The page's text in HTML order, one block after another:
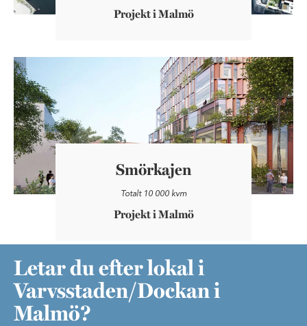
Projekt i Malmö
Smörkajen
Smörkajen
Totalt 10 000 kvm
Projekt i Malmö
Letar du efter lokal i
Varvsstaden/Dockan i
Malmö?